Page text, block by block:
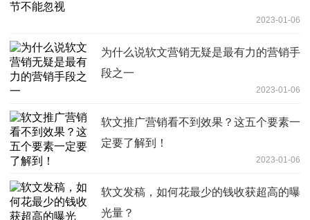
2023-01-06
为什么说软文营销无疑是最有力的营销手
段之一
2023-01-06
软文推广营销看不到效果？这五个要素一
定要了解到！
2023-01-06
软文发稿，如何花最少的钱收获超高的曝
光量？